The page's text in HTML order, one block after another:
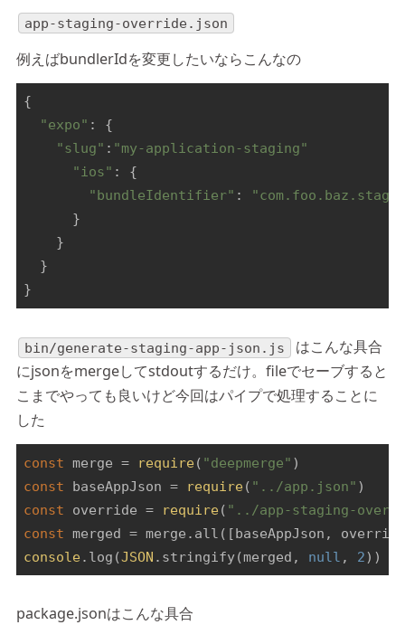
app-staging-override.json
例えばbundlerIdを変更したいならこんなの
{
"expo" : {
"slug" : "my-application-staging"
"ios" : {
"bundleIdentifier" :
      }
    }
  }
}
bin/generate-staging-app-json.js
はこんな具合
にjsonをmergeしてstdoutするだけ。fileでセーブすると
こまでやっても良いけど今回はパイプで処理することに
した
const merge = require ( "deepmerge"
const baseAppJson = require ( "../app.json"
const override = require ( "../app-staging-
const
console .log(JSON .stringify(merged, null , 2))
package.jsonはこんな具合